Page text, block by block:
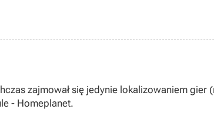
zajmował się jedynie lokalizowaniem
- Homeplanet.